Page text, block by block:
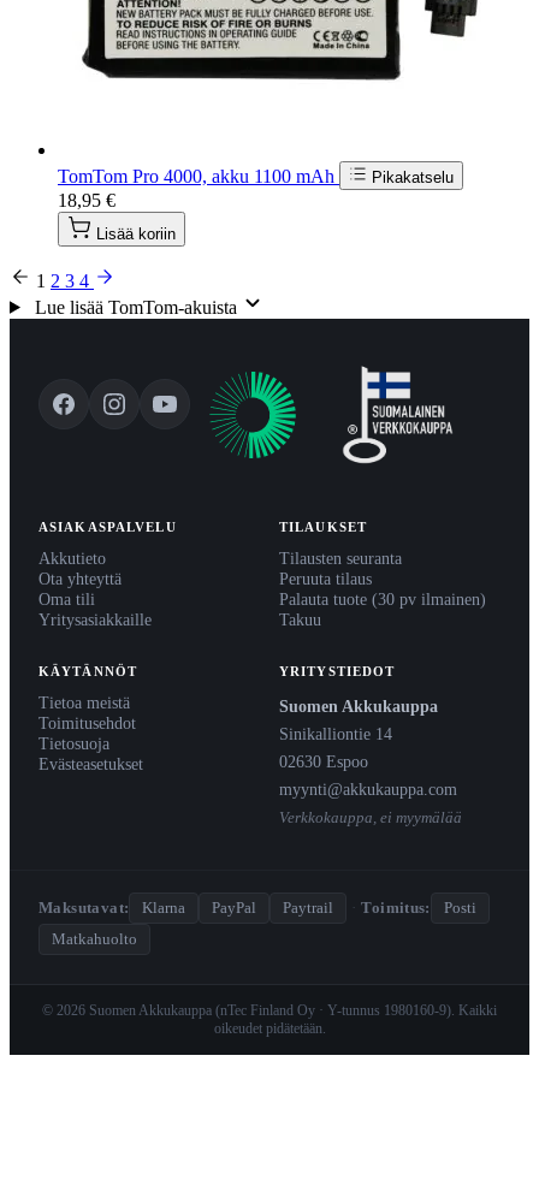
TomTom Pro 4000, akku 1100 mAh Pikakatselu
18,95 €
Lisää koriin
1 2 3 4
Lue lisää TomTom-akuista
ASIAKASPALVELU
Akkutieto
Ota yhteyttä
Oma tili
Yritysasiakkaille
TILAUKSET
Tilausten seuranta
Peruuta tilaus
Palauta tuote (30 pv ilmainen)
Takuu
KÄYTÄNNÖT
Tietoa meistä
Toimitusehdot
Tietosuoja
Evästeasetukset
YRITYSTIEDOT
Suomen Akkukauppa
Sinikalliontie 14
02630 Espoo
myynti@akkukauppa.com
Verkkokauppa, ei myymälää
Maksutavat: Klarna PayPal Paytrail · Toimitus:
Posti
Matkahuolto
© 2026 Suomen Akkukauppa (nTec Finland Oy · Y-tunnus 1980160-9). Kaikki
oikeudet pidätetään.